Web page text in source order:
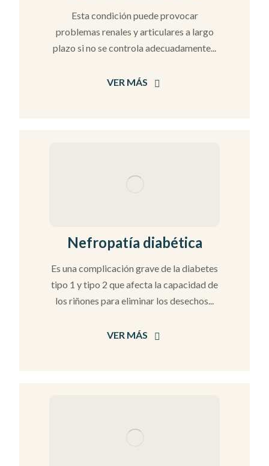
Esta condición puede provocar
problemas renales y articulares a largo
plazo si no se controla adecuadamente...
VER MÁS
Nefropatía diabética
Es una complicación grave de la diabetes
tipo 1 y tipo 2 que afecta la capacidad de
los riñones para eliminar los desechos...
VER MÁS